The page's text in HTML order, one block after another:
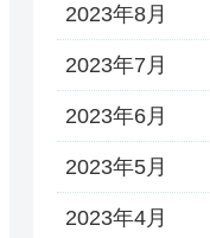
2023年8月
2023年7月
2023年6月
2023年5月
2023年4月